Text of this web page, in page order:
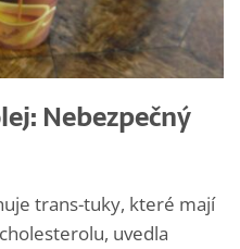
Nebezpečný
trans-tuky, které mají
uvedla